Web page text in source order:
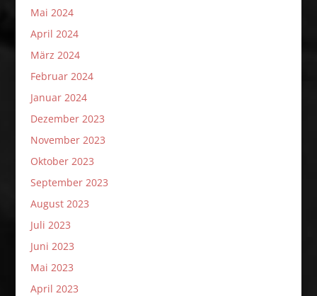
Mai 2024
April 2024
März 2024
Februar 2024
Januar 2024
Dezember 2023
November 2023
Oktober 2023
September 2023
August 2023
Juli 2023
Juni 2023
Mai 2023
April 2023